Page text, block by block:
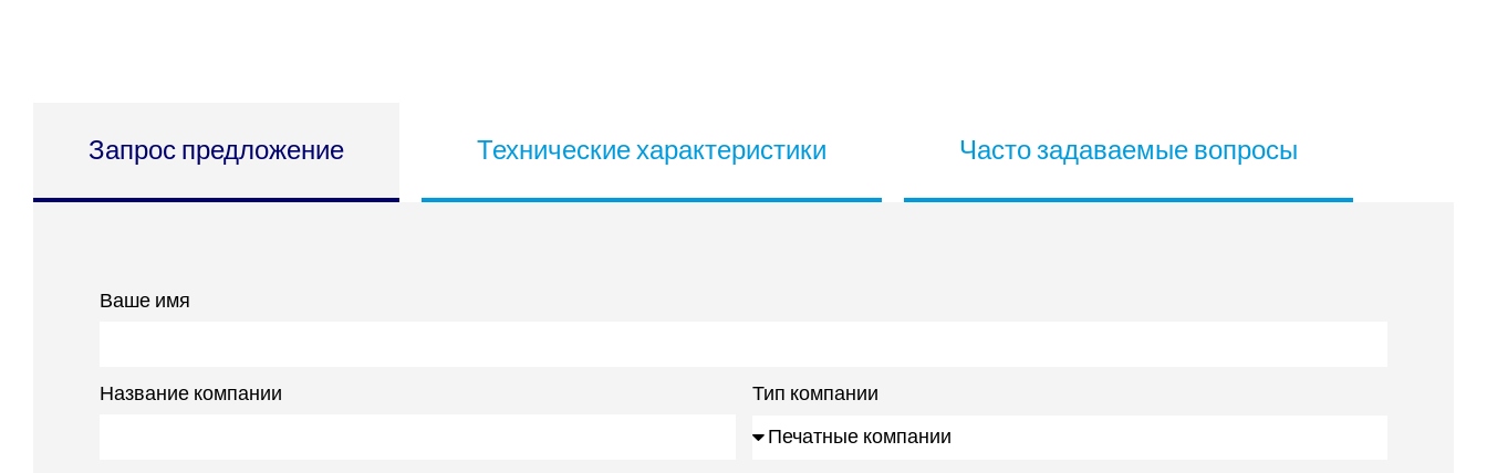
Запрос предложение Технические характеристики Часто задаваемые вопросы
Ваше имя
Название компании Тип компании